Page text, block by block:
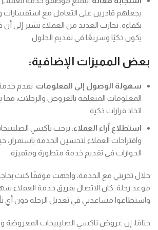
يجعلهم قادرين على التعامل مع استفسارات
بكفاءة. تجارب العديد من العملاء تشير إلى أن
يكون ذكيًا وسريعًا في تقديم الحلول.
بعض المميزات الإضافية:
سهولة الوصول إلى المعلومات: تقدم
المعلومات المتعلقة بالعروض والرحلات،
اتخاذ قرارات ذكية.
استطلاع آراء العملاء: يرحب تاكسي
واقتراحات العملاء لتحسين الخدمة
الحوارات في تقديم خدمة متطورة ومتميزة.
خلال تجربتي مع الخدمة، واجهت موقفًا كنت
موعد رحلة. كان الاتصال بفريق خدمة العملاء
واستطاعوا مساعدتي في تعديل الرحلة دون أي
ختامًا، إن عروض تاكسي الصليبيخات المعروضة